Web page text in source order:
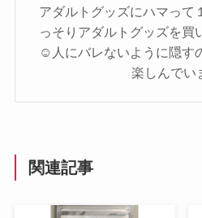
アダルトグッズにハマって
っそりアダルトグッズを買
☺️人にバレないように隠す
楽しんでい
関連記事